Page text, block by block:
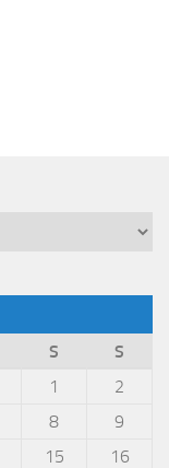
S
S
1
2
8
9
15
16